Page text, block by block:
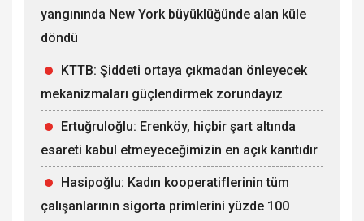
yangınında New York büyüklüğünde alan küle
döndü
KTTB: Şiddeti ortaya çıkmadan önleyecek
mekanizmaları güçlendirmek zorundayız
Ertuğruloğlu: Erenköy, hiçbir şart altında
esareti kabul etmeyeceğimizin en açık kanıtıdır
Hasipoğlu: Kadın kooperatiflerinin tüm
çalışanlarının sigorta primlerini yüzde 100